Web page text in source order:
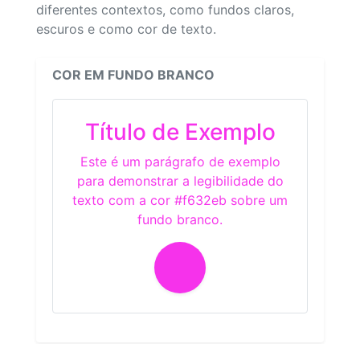
diferentes contextos, como fundos claros,
escuros e como cor de texto.
COR EM FUNDO BRANCO
Título de Exemplo
Este é um parágrafo de exemplo
para demonstrar a legibilidade do
texto com a cor #f632eb sobre um
fundo branco.